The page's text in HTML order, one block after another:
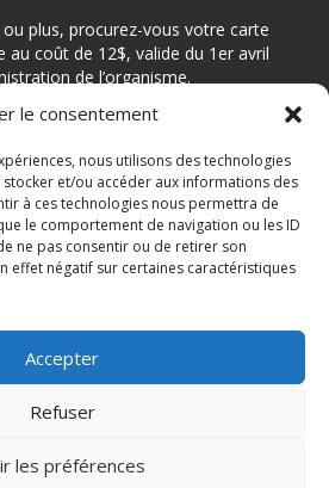
le consentement
nous utilisons des technologies
et/ou accéder aux informations des
à ces technologies nous permettra de
le comportement de navigation ou les ID
ne pas consentir ou de retirer son
effet négatif sur certaines caractéristiques
Accepter
Refuser
les préférences
plus, procurez-vous votre carte
au coût de 12$, valide du 1er avril
de l’organisme.
Édouard, Bureau 210 (angle 4e
Québec H8P 1T3
364-1541
© 2013. Tous droits réservés
Site internet par